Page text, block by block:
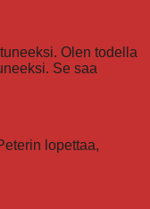
Olen todella
Se saa
lopettaa,